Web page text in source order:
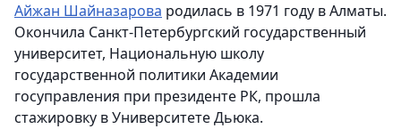
Айжан Шайназарова родилась в 1971 году в Алматы.
Окончила Санкт-Петербургский государственный
университет, Национальную школу
государственной политики Академии
госуправления при президенте РК, прошла
стажировку в Университете Дьюка.